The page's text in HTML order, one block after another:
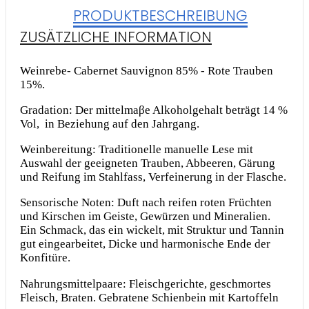
PRODUKTBESCHREIBUNG
ZUSÄTZLICHE INFORMATION
Weinrebe- Cabernet Sauvignon 85% - Rote Trauben
15%.
Gradation: Der mittelmaβe Alkoholgehalt beträgt 14 %
Vol, in Beziehung auf den Jahrgang.
Weinbereitung: Traditionelle manuelle Lese mit
Auswahl der geeigneten Trauben, Abbeeren, Gärung
und Reifung im Stahlfass, Verfeinerung in der Flasche.
Sensorische Noten: Duft nach reifen roten Früchten
und Kirschen im Geiste, Gewürzen und Mineralien.
Ein Schmack, das ein wickelt, mit Struktur und Tannin
gut eingearbeitet, Dicke und harmonische Ende der
Konfitüre.
Nahrungsmittelpaare: Fleischgerichte, geschmortes
Fleisch, Braten. Gebratene Schienbein mit Kartoffeln